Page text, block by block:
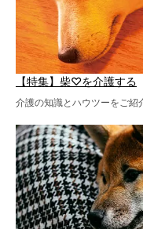
【特集】柴♡を介護する
介護の知識とハウツーをご紹